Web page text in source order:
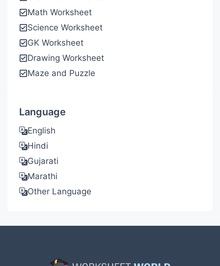
Math Worksheet
Science Worksheet
GK Worksheet
Drawing Worksheet
Maze and Puzzle
Language
English
Hindi
Gujarati
Marathi
Other Language